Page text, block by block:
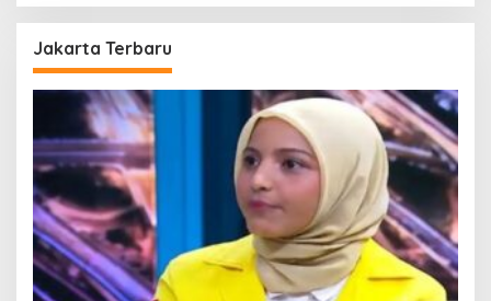
Jakarta Terbaru